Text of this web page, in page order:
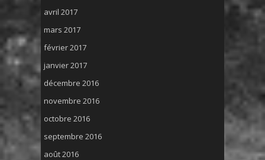
avril 2017
mars 2017
février 2017
janvier 2017
décembre 2016
novembre 2016
octobre 2016
septembre 2016
août 2016